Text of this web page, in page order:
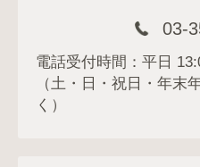
03-
電話受付時間：平日
（土・日・祝日・年末
く）